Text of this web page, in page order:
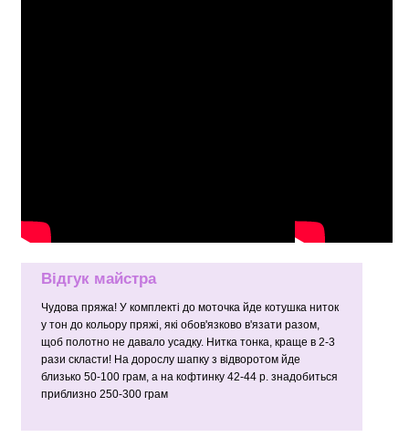
Відгук майстра
Чудова пряжа! У комплекті до моточка йде котушка ниток
у тон до кольору пряжі, які обов'язково в'язати разом,
щоб полотно не давало усадку. Нитка тонка, краще в 2-3
рази скласти! На дорослу шапку з відворотом йде
близько 50-100 грам, а на кофтинку 42-44 р. знадобиться
приблизно 250-300 грам